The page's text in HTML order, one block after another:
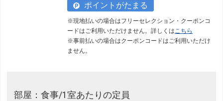
ポイントがたまる
※現地払いの場合はフリーセレクション・クーポンコ
ードはご利用いただけません。詳しくはこちら
※事前払いの場合はクーポンコードはご利用いただけ
ません。
部屋：食事/1室あたりの定員